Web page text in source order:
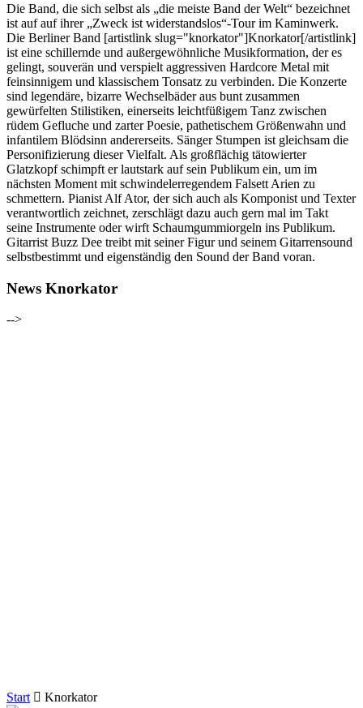
Die Band, die sich selbst als „die meiste Band der Welt“ bezeichnet
ist auf auf ihrer „Zweck ist widerstandslos“-Tour im Kaminwerk.
Die Berliner Band [artistlink slug="knorkator"]Knorkator[/artistlink]
ist eine schillernde und außergewöhnliche Musikformation, der es
gelingt, souverän und verspielt aggressiven Hardcore Metal mit
feinsinnigem und klassischem Tonsatz zu verbinden. Die Konzerte
sind legendäre, bizarre Wechselbäder aus bunt zusammen
gewürfelten Stilistiken, einerseits leichtfüßigem Tanz zwischen
rüdem Gefluche und zarter Poesie, pathetischem Größenwahn und
infantilem Blödsinn andererseits. Sänger Stumpen ist gleichsam die
Personifizierung dieser Vielfalt. Als großflächig tätowierter
Glatzkopf schimpft er lautstark auf sein Publikum ein, um im
nächsten Moment mit schwindelerregendem Falsett Arien zu
schmettern. Pianist Alf Ator, der sich auch als Komponist und Texter
verantwortlich zeichnet, zerschlägt dazu auch gern mal im Takt
seine Instrumente oder wirft Schaumgummiorgeln ins Publikum.
Gitarrist Buzz Dee treibt mit seiner Figur und seinem Gitarrensound
selbstbestimmt und eigenständig den Sound der Band voran.
News Knorkator
-->
Start Knorkator